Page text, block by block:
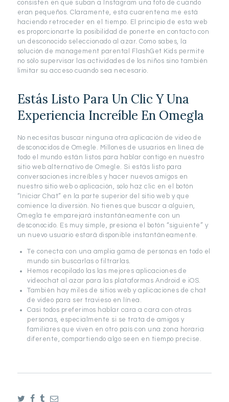
consisten en que suban a Instagram una foto de cuando
eran pequeños. Claramente, esta cuarentena me está
haciendo retroceder en el tiempo. El principio de esta web
es proporcionarte la posibilidad de ponerte en contacto con
un desconocido seleccionado al azar. Como sabes, la
solución de management parental FlashGet Kids permite
no sólo supervisar las actividades de los niños sino también
limitar su acceso cuando sea necesario.
Estás Listo Para Un Clic Y Una
Experiencia Increíble En Omegla
No necesitas buscar ninguna otra aplicación de video de
desconocidos de Omegle. Millones de usuarios en línea de
todo el mundo están listos para hablar contigo en nuestro
sitio web alternativo de Omegle. Si estás listo para
conversaciones increíbles y hacer nuevos amigos en
nuestro sitio web o aplicación, solo haz clic en el botón
“Iniciar Chat” en la parte superior del sitio web y que
comience la diversión. No tienes que buscar a alguien,
Omegla te emparejará instantáneamente con un
desconocido. Es muy simple, presiona el botón “siguiente” y
un nuevo usuario estará disponible instantáneamente.
Te conecta con una amplia gama de personas en todo el
mundo sin buscarlas o filtrarlas.
Hemos recopilado las las mejores aplicaciones de
videochat al azar para las plataformas Android e iOS.
También hay miles de sitios web y aplicaciones de chat
de video para ser travieso en línea.
Casi todos preferimos hablar cara a cara con otras
personas, especialmente si se trata de amigos y
familiares que viven en otro país con una zona horaria
diferente, compartiendo algo seen en tiempo precise.